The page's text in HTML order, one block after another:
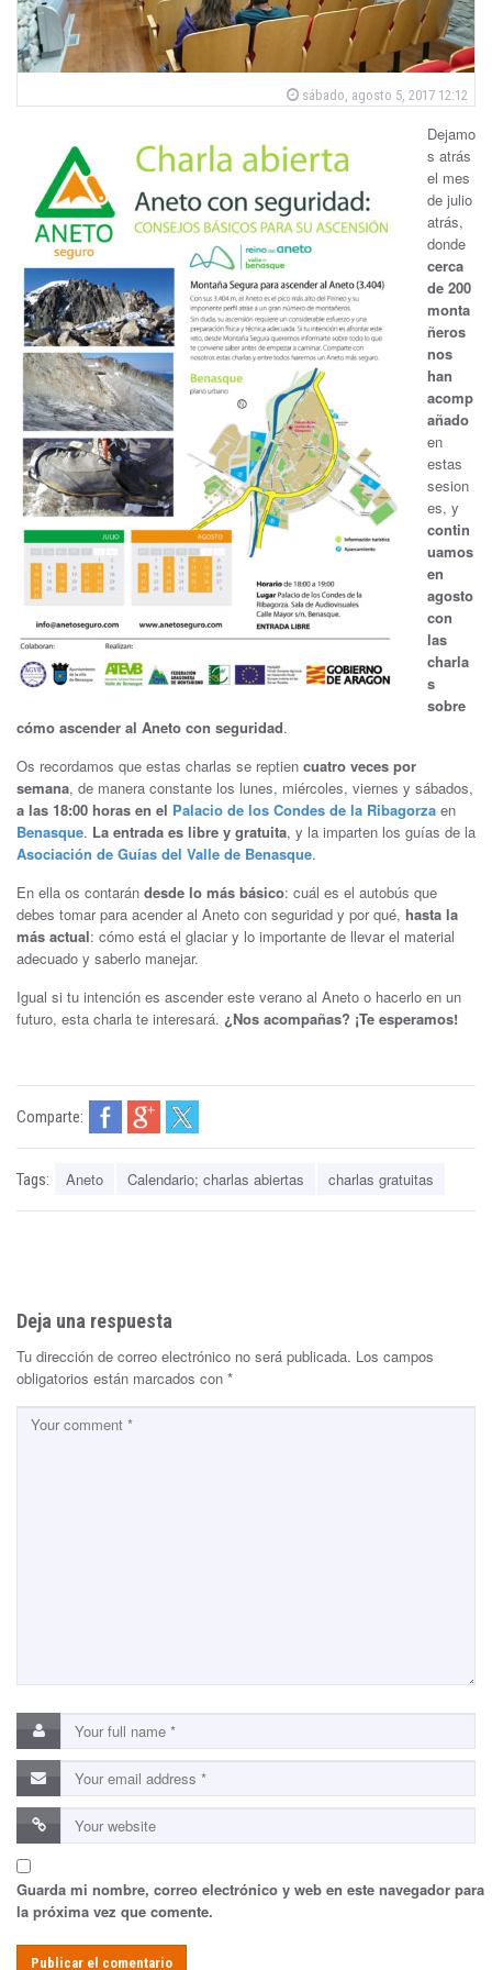
P
o
e
d
n
sábado, agosto 5, 2017 12:12
Dejamo
s atrás
el mes
de julio
atrás,
donde
cerca
de 200
monta
ñeros
nos
han
acomp
añado
en
estas
sesion
es, y
contin
uamos
en
agosto
con
las
charla
s
sobre
cómo ascender al Aneto con seguridad.
Os recordamos que estas charlas se reptien cuatro veces por
semana, de manera constante los lunes, miércoles, viernes y sábados,
a las 18:00 horas en el Palacio de los Condes de la Ribagorza en
Benasque. La entrada es libre y gratuita, y la imparten los guías de la
Asociación de Guías del Valle de Benasque.
En ella os contarán desde lo más básico: cuál es el autobús que
debes tomar para acender al Aneto con seguridad y por qué, hasta la
más actual: cómo está el glaciar y lo importante de llevar el material
adecuado y saberlo manejar.
Igual si tu intención es ascender este verano al Aneto o hacerlo en un
futuro, esta charla te interesará. ¿Nos acompañas? ¡Te esperamos!
Comparte:
Tags: Aneto Calendario; charlas abiertas charlas gratuitas
Deja una respuesta
Tu dirección de correo electrónico no será publicada. Los campos
obligatorios están marcados con *
Guarda mi nombre, correo electrónico y web en este navegador para
la próxima vez que comente.